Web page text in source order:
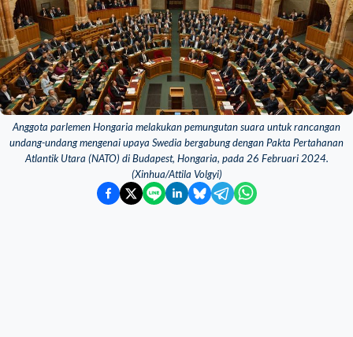
Anggota parlemen Hongaria melakukan pemungutan suara untuk rancangan
undang-undang mengenai upaya Swedia bergabung dengan Pakta Pertahanan
Atlantik Utara (NATO) di Budapest, Hongaria, pada 26 Februari 2024.
(Xinhua/Attila Volgyi)